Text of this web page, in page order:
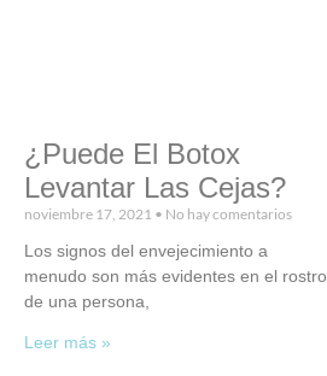
¿Puede El Botox
Levantar Las Cejas?
noviembre 17, 2021 No hay comentarios
Los signos del envejecimiento a
menudo son más evidentes en el rostro
de una persona,
Leer más »